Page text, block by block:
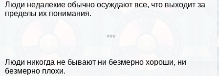
Люди недалекие обычно осуждают все, что выходит за
пределы их понимания.
***
Люди никогда не бывают ни безмерно хороши, ни
безмерно плохи.